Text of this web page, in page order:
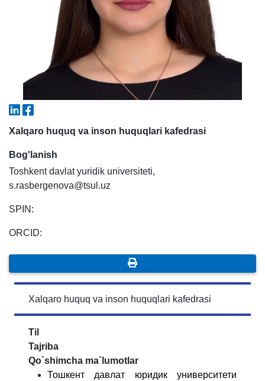
Xalqaro huquq va inson huquqlari kafedrasi
Bog'lanish
Toshkent davlat yuridik universiteti,
s.rasbergenova@tsul.uz
SPIN:
ORCID:
Xalqaro huquq va inson huquqlari kafedrasi
Til
Tajriba
Qo`shimcha ma`lumotlar
Тошкент давлат юридик университети
6. Elektron ariza (16)
8. Bakalavriat kvotasi (3)
✉️ Adminga yozish